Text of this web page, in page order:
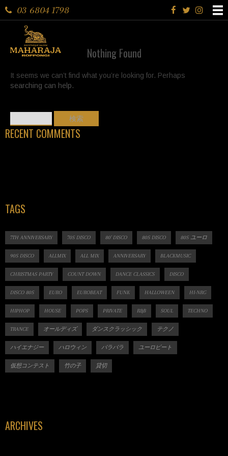
03 6804 1798
Nothing Found
It seems we can’t find what you’re looking for. Perhaps
searching can help.
索:
RECENT COMMENTS
TAGS
7TH ANNIVERSARY 70S DISCO 80' DISCO 80S DISCO 80S ユーロ
90S DISCO ALLMIX ALL MIX ANNIVERSARY BLACKMUSIC
CHRISTMAS PARTY COUNT DOWN DANCE CLASSICS DISCO
DISCO 80S EURO EUROBEAT FUNK HALLOWEEN HI-NRG
HIPHOP HOUSE POPS PRIVATE R&B SOUL TECHNO
TRANCE オールディズ ダンスクラッシック テクノ
ハイエナジー ハロウィン パラパラ ユーロビート
仮想コンテスト 竹の子 貸切
ARCHIVES